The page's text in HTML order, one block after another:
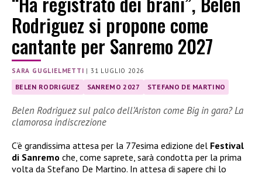
Rodriguez si propone come
cantante per Sanremo 2027
SARA GUGLIELMETTI |31 LUGLIO 2026
BELEN RODRIGUEZ SANREMO 2027 STEFANO DE MARTINO
Belen Rodriguez sul palco dell’Ariston come Big in gara? La
clamorosa indiscrezione
C’è grandissima attesa per la 77esima edizione del Festival
di Sanremo che, come saprete, sarà condotta per la prima
volta da Stefano De Martino. In attesa di sapere chi lo